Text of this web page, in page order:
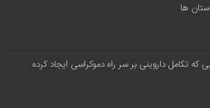
ها
که تکامل داروینی بر سر راه دموکراسی ایجاد کرده